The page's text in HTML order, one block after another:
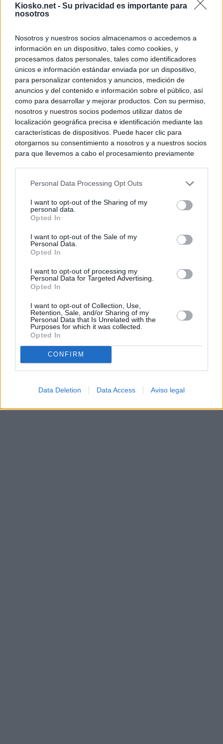
Kiosko.net - Su privacidad es importante para
nosotros
Nosotros y nuestros socios almacenamos o accedemos a
información en un dispositivo, tales como cookies, y
procesamos datos personales, tales como identificadores
únicos e información estándar enviada por un dispositivo,
para personalizar contenidos y anuncios, medición de
anuncios y del contenido e información sobre el público, así
como para desarrollar y mejorar productos. Con su permiso,
nosotros y nuestros socios podemos utilizar datos de
localización geográfica precisa e identificación mediante las
características de dispositivos. Puede hacer clic para
otorgarnos su consentimiento a nosotros y a nuestros socios
para que llevemos a cabo el procesamiento previamente
negar su consentimiento. Tenga en cuenta que algún
de su consentimiento, pero usted tiene el derecho de
rechazar tal procesamiento. Sus preferencias se aplicarán
cualquier momento entrando de nuevo en este sitio web o
visitando nuestra política de privacidad.
Personal Data Processing Opt Outs
I want to opt-out of the Sharing of my
personal data.
Opted In
I want to opt-out of the Sale of my
Personal Data.
Opted In
I want to opt-out of processing my
Personal Data for Targeted Advertising.
Opted In
I want to opt-out of Collection, Use,
Retention, Sale, and/or Sharing of my
Personal Data that Is Unrelated with the
Purposes for which it was collected.
Opted In
CONFIRM
Data Deletion Data Access Aviso legal